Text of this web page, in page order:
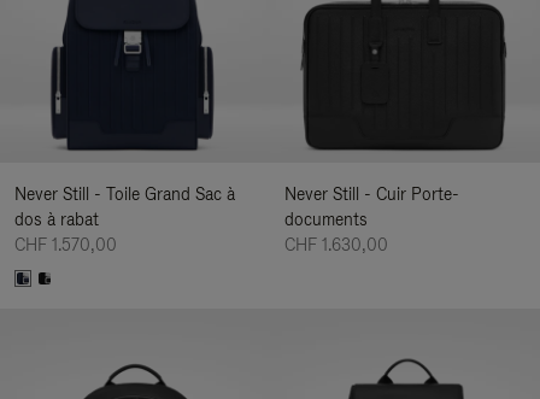
Never Still - Toile Grand Sac à
dos à rabat
CHF 1.570,00
Never Still - Cuir Porte-
documents
CHF 1.630,00